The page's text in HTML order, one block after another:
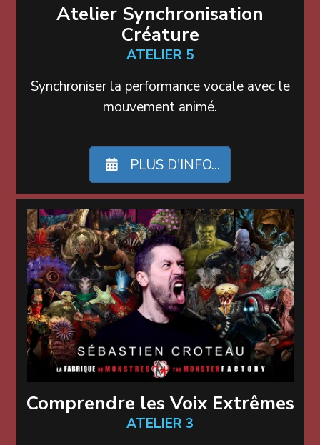
Atelier Synchronisation
Créature
ATELIER 5
Synchroniser la performance vocale avec le
mouvement animé.
PLUS D'INFO...
Comprendre les Voix Extrêmes
ATELIER 3